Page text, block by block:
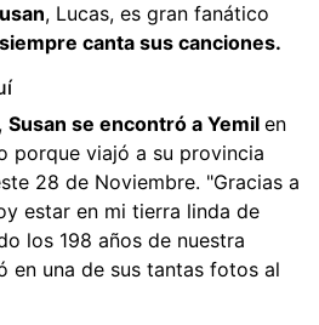
, Lucas, es gran fanático
canta sus canciones.
Susan se encontró a Yemil en
porque viajó a su provincia
28 de Noviembre. "Gracias a
estar en mi tierra linda de
los 198 años de nuestra
en una de sus tantas fotos al